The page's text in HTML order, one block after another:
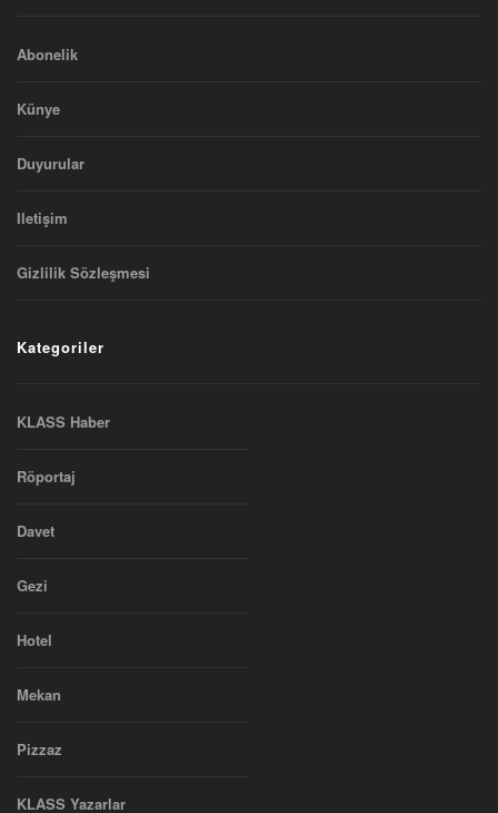
Abonelik
Künye
Duyurular
Iletişim
Gizlilik Sözleşmesi
Kategoriler
KLASS Haber
Röportaj
Davet
Gezi
Hotel
Mekan
Pizzaz
KLASS Yazarlar